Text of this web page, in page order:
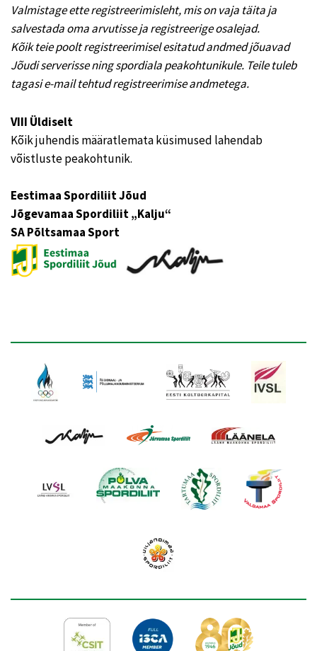
Valmistage ette registreerimisleht, mis on vaja täita ja
salvestada oma arvutisse ja registreerige osalejad.
Kõik teie poolt registreerimisel esitatud andmed jõuavad
Jõudi serverisse ning spordiala peakohtunikule. Teile tuleb
tagasi e-mail tehtud registreerimise andmetega.
VIII Üldiselt
Kõik juhendis määratlemata küsimused lahendab
võistluste peakohtunik.
Eestimaa Spordiliit Jõud
Jõgevamaa Spordiliit „Kalju“
SA Põltsamaa Sport